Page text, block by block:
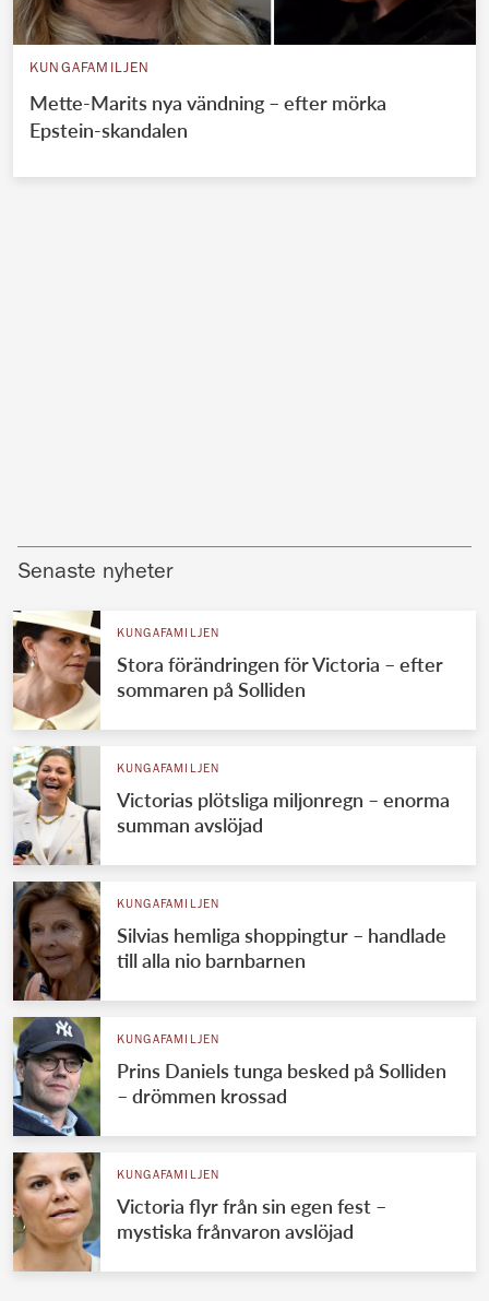
KUNGAFAMILJEN
Mette-Marits nya vändning – efter mörka
Epstein-skandalen
Senaste nyheter
KUNGAFAMILJEN
Stora förändringen för Victoria – efter
sommaren på Solliden
KUNGAFAMILJEN
Victorias plötsliga miljonregn – enorma
summan avslöjad
KUNGAFAMILJEN
Silvias hemliga shoppingtur – handlade
till alla nio barnbarnen
KUNGAFAMILJEN
Prins Daniels tunga besked på Solliden
– drömmen krossad
KUNGAFAMILJEN
Victoria flyr från sin egen fest –
mystiska frånvaron avslöjad